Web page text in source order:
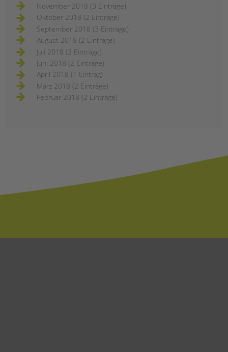
November 2018 (3 Einträge)
Oktober 2018 (2 Einträge)
September 2018 (3 Einträge)
August 2018 (2 Einträge)
Juli 2018 (2 Einträge)
Juni 2018 (2 Einträge)
April 2018 (1 Eintrag)
März 2018 (2 Einträge)
Februar 2018 (2 Einträge)